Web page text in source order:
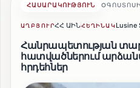
ՀԱՍԱՐԱԿՈՒԹՅՈՒՆ ՕԳՈՍՏՈՍԻ
ԱՂԲՅՈՒՐՀՀ ԱԻՆՀԵՂԻՆԱԿLusine
Հանրապետության
հատվածներում
հրդեհներ